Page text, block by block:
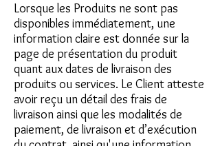
Lorsque les Produits ne sont pas
disponibles immédiatement, une
information claire est donnée sur la
page de présentation du produit
quant aux dates de livraison des
produits ou services. Le Client atteste
avoir reçu un détail des frais de
livraison ainsi que les modalités de
paiement, de livraison et d’exécution